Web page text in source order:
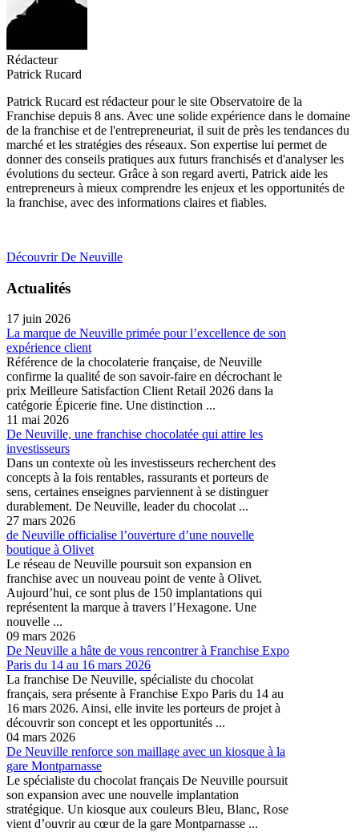
Rédacteur
Patrick Rucard
Patrick Rucard est rédacteur pour le site Observatoire de la
Franchise depuis 8 ans. Avec une solide expérience dans le domaine
de la franchise et de l'entrepreneuriat, il suit de près les tendances du
marché et les stratégies des réseaux. Son expertise lui permet de
donner des conseils pratiques aux futurs franchisés et d'analyser les
évolutions du secteur. Grâce à son regard averti, Patrick aide les
entrepreneurs à mieux comprendre les enjeux et les opportunités de
la franchise, avec des informations claires et fiables.
Découvrir De Neuville
Actualités
17 juin 2026
La marque de Neuville primée pour l’excellence de son
expérience client
Référence de la chocolaterie française, de Neuville
confirme la qualité de son savoir-faire en décrochant le
prix Meilleure Satisfaction Client Retail 2026 dans la
catégorie Épicerie fine. Une distinction ...
11 mai 2026
De Neuville, une franchise chocolatée qui attire les
investisseurs
Dans un contexte où les investisseurs recherchent des
concepts à la fois rentables, rassurants et porteurs de
sens, certaines enseignes parviennent à se distinguer
durablement. De Neuville, leader du chocolat ...
27 mars 2026
de Neuville officialise l’ouverture d’une nouvelle
boutique à Olivet
Le réseau de Neuville poursuit son expansion en
franchise avec un nouveau point de vente à Olivet.
Aujourd’hui, ce sont plus de 150 implantations qui
représentent la marque à travers l’Hexagone. Une
nouvelle ...
09 mars 2026
De Neuville a hâte de vous rencontrer à Franchise Expo
Paris du 14 au 16 mars 2026
La franchise De Neuville, spécialiste du chocolat
français, sera présente à Franchise Expo Paris du 14 au
16 mars 2026. Ainsi, elle invite les porteurs de projet à
découvrir son concept et les opportunités ...
04 mars 2026
De Neuville renforce son maillage avec un kiosque à la
gare Montparnasse
Le spécialiste du chocolat français De Neuville poursuit
son expansion avec une nouvelle implantation
stratégique. Un kiosque aux couleurs Bleu, Blanc, Rose
vient d’ouvrir au cœur de la gare Montparnasse ...